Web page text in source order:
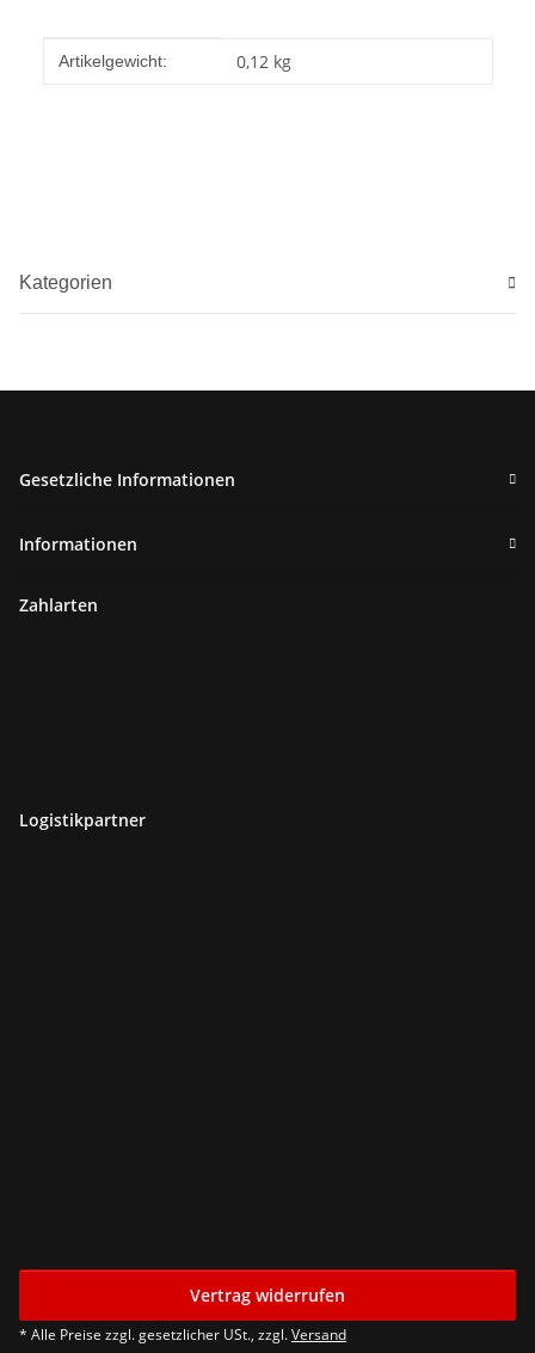
Produkteigenschaft
Wert
Artikelgewicht: 0,12 kg
Kategorien
Gesetzliche Informationen
Informationen
Zahlarten
Logistikpartner
Vertrag widerrufen
* Alle Preise zzgl. gesetzlicher USt., zzgl.Versand